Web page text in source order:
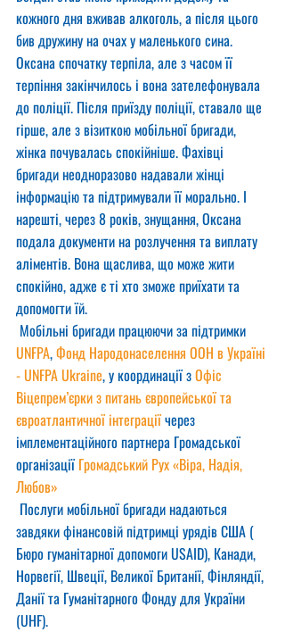
кожного дня вживав алкоголь, а після цього
бив дружину на очах у маленького сина.
Оксана спочатку терпіла, але з часом її
терпіння закінчилось і вона зателефонувала
до поліції. Після приїзду поліції, ставало ще
гірше, але з візиткою мобільної бригади,
жінка почувалась спокійніше. Фахівці
бригади неодноразово надавали жінці
інформацію та підтримували її морально. І
нарешті, через 8 років, знущання, Оксана
подала документи на розлучення та виплату
аліментів. Вона щаслива, що може жити
спокійно, адже є ті хто зможе приїхати та
допомогти їй.
Мобільні бригади працюючи за підтримки
UNFPA, Фонд Народонаселення ООН в Україні
- UNFPA Ukraine, у координації з Офіс
Віцепрем’єрки з питань європейської та
євроатлантичної інтеграції через
імплементаційного партнера Громадської
організації Громадський Рух «Віра, Надія,
Любов»
Послуги мобільної бригади надаються
завдяки фінансовій підтримці урядів США (
Бюро гуманітарної допомоги USAID), Канади,
Норвегії, Швеції, Великої Британії, Фінляндії,
Данії та Гуманітарного Фонду для України
(UHF).